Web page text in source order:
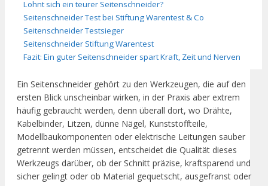
Lohnt sich ein teurer Seitenschneider?
Seitenschneider Test bei Stiftung Warentest & Co
Seitenschneider Testsieger
Seitenschneider Stiftung Warentest
Fazit: Ein guter Seitenschneider spart Kraft, Zeit und Nerven
Ein Seitenschneider gehört zu den Werkzeugen, die auf den
ersten Blick unscheinbar wirken, in der Praxis aber extrem
häufig gebraucht werden, denn überall dort, wo Drähte,
Kabelbinder, Litzen, dünne Nägel, Kunststoffteile,
Modellbaukomponenten oder elektrische Leitungen sauber
getrennt werden müssen, entscheidet die Qualität dieses
Werkzeugs darüber, ob der Schnitt präzise, kraftsparend und
sicher gelingt oder ob Material gequetscht, ausgefranst oder